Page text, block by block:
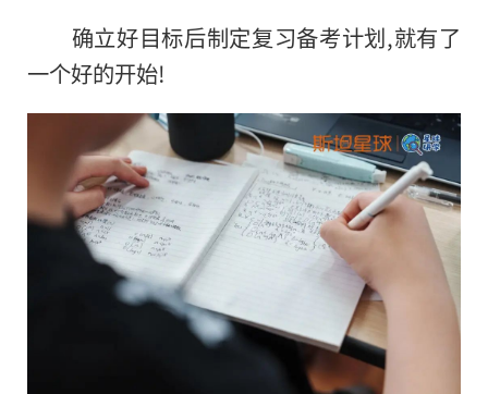
确立好目标后制定复习备考计划,就有了
一个好的开始!